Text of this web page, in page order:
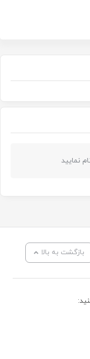
نمایید
بازگشت به بالا